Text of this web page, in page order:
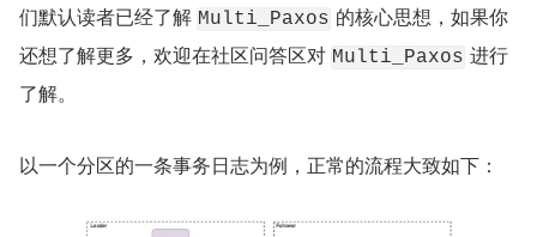
们默认读者已经了解 Multi_Paxos 的核心思想，如果你
还想了解更多，欢迎在社区问答区对 Multi_Paxos 进行
了解。
以一个分区的一条事务日志为例，正常的流程大致如下：